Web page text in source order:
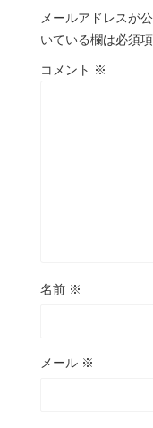
メールアドレスが
いている欄は必須
コメント ※
名前 ※
メール ※